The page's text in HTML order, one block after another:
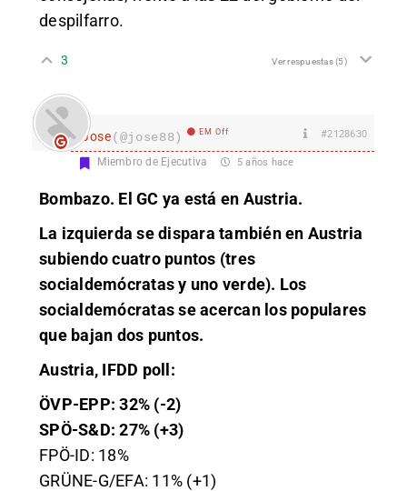
despilfarro.
3 Ver respuestas(5)
Jose(@jose88) EM Off #2128630
Miembro de Ejecutiva 5 años hace
Bombazo. El GC ya está en Austria.
La izquierda se dispara también en Austria
subiendo cuatro puntos (tres
socialdemócratas y uno verde). Los
socialdemócratas se acercan los populares
que bajan dos puntos.
Austria, IFDD poll:
ÖVP-EPP: 32% (-2)
SPÖ-S&D: 27% (+3)
FPÖ-ID: 18%
GRÜNE-G/EFA: 11% (+1)